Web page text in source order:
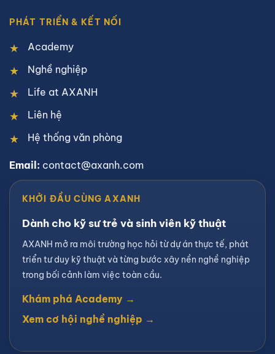
PHÁT TRIỂN & KẾT NỐI
Academy
Nghề nghiệp
Life at AXANH
Liên hệ
Hệ thống văn phòng
Email: contact@axanh.com
KHỞI ĐẦU CÙNG AXANH
Dành cho kỹ sư trẻ và sinh viên kỹ thuật
AXANH mở ra môi trường học hỏi từ dự án thực tế, phát
triển tư duy kỹ thuật và từng bước xây nền nghề nghiệp
trong bối cảnh làm việc toàn cầu.
Khám phá Academy →
Xem cơ hội nghề nghiệp →